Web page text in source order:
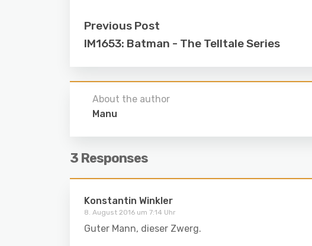
Previous Post
IM1653: Batman - The Telltale Series
About the author
Manu
3 Responses
Konstantin Winkler
8. August 2016 um 7:14 Uhr
Guter Mann, dieser Zwerg.